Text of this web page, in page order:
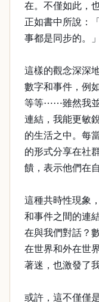
在。不僅如此，
正如書中所說：
事都是同步的。」
這樣的觀念深深
數字和事件，例
等等⋯⋯雖然我並
連結，我能更敏
的生活之中。每
的形式分享在社
饋，表示他們在
這種共時性現象
和事件之間的連
在與我們對話？
在世界和外在世
著迷，也激發了
或許，這不僅僅